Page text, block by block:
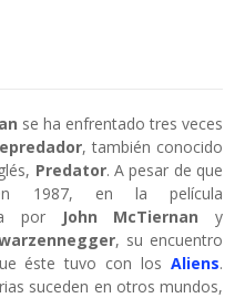
se ha enfrentado tres veces
, también conocido
Predator. A pesar de que
1987, en la película
por John McTiernan y
, su encuentro
éste tuvo con losAliens.
suceden en otros mundos,